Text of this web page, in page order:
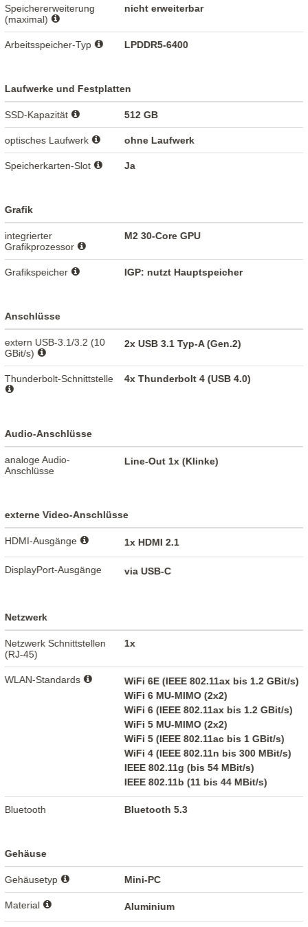
Speichererweiterung
(maximal)
nicht erweiterbar
Arbeitsspeicher-Typ LPDDR5-6400
Laufwerke und Festplatten
SSD-Kapazität 512 GB
optisches Laufwerk ohne Laufwerk
Speicherkarten-Slot Ja
Grafik
integrierter
Grafikprozessor
M2 30-Core GPU
Grafikspeicher IGP: nutzt Hauptspeicher
Anschlüsse
extern USB-3.1/3.2 (10
GBit/s)
2x USB 3.1 Typ-A (Gen.2)
Thunderbolt-Schnittstelle 4x Thunderbolt 4 (USB 4.0)
Audio-Anschlüsse
analoge Audio-
Anschlüsse
Line-Out 1x (Klinke)
externe Video-Anschlüsse
HDMI-Ausgänge 1x HDMI 2.1
DisplayPort-Ausgänge via USB-C
Netzwerk
Netzwerk Schnittstellen
(RJ-45)
1x
WLAN-Standards
WiFi 6E (IEEE 802.11ax bis 1.2 GBit/s)
WiFi 6 MU-MIMO (2x2)
WiFi 6 (IEEE 802.11ax bis 1.2 GBit/s)
WiFi 5 MU-MIMO (2x2)
WiFi 5 (IEEE 802.11ac bis 1 GBit/s)
WiFi 4 (IEEE 802.11n bis 300 MBit/s)
IEEE 802.11g (bis 54 MBit/s)
IEEE 802.11b (11 bis 44 MBit/s)
Bluetooth Bluetooth 5.3
Gehäuse
Gehäusetyp Mini-PC
Material Aluminium